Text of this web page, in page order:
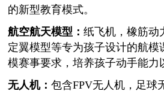
的新型教育模式。
航空航天模型：纸飞机，橡筋动
定翼模型等专为孩子设计的航模
模赛事要求，培养孩子动手能力
无人机：包含FPV无人机，足球